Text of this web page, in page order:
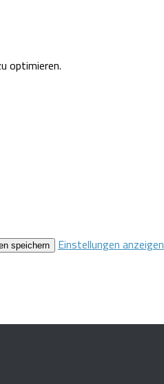
optimieren.
speichern
Einstellungen anzeigen